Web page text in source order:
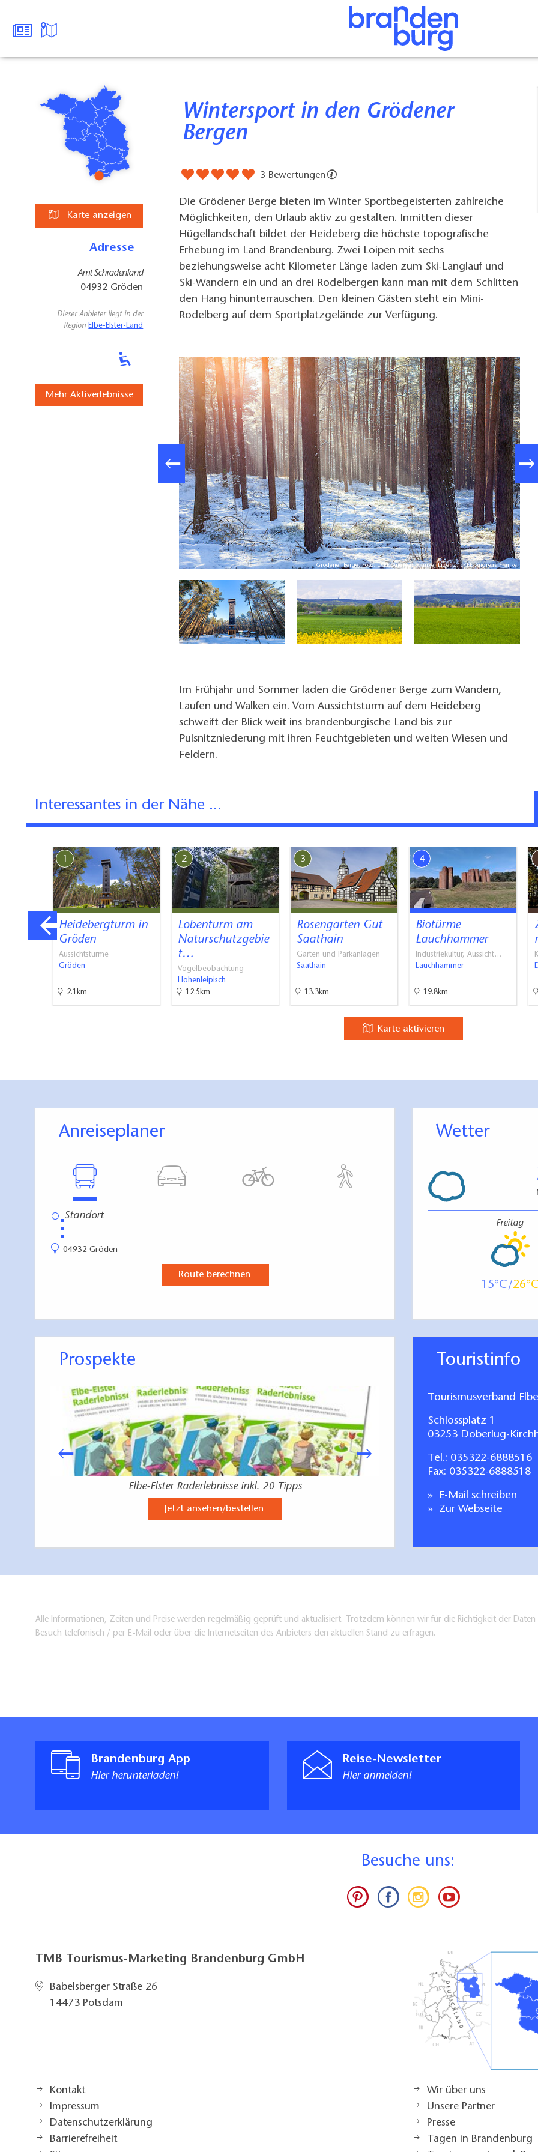
Karte anzeigen
Adresse
Amt Schradenland
04932 Gröden
Dieser Anbieter liegt in der
Region Elbe-Elster-Land
Mehr Aktiverlebnisse
Wintersport in den Grödener
Bergen
3 Bewertungen
Die Grödener Berge bieten im Winter Sportbegeisterten zahlreiche
Möglichkeiten, den Urlaub aktiv zu gestalten. Inmitten dieser
Hügellandschaft bildet der Heideberg die höchste topografische
Erhebung im Land Brandenburg. Zwei Loipen mit sechs
beziehungsweise acht Kilometer Länge laden zum Ski-Langlauf und
Ski-Wandern ein und an drei Rodelbergen kann man mit dem Schlitten
den Hang hinunterrauschen. Den kleinen Gästen steht ein Mini-
Rodelberg auf dem Sportplatzgelände zur Verfügung.
Grödener Berge, Foto: LKEE/Andreas Franke, Lizenz: LKEE/Andreas Franke
Im Frühjahr und Sommer laden die Grödener Berge zum Wandern,
Laufen und Walken ein. Vom Aussichtsturm auf dem Heideberg
schweift der Blick weit ins brandenburgische Land bis zur
Pulsnitzniederung mit ihren Feuchtgebieten und weiten Wiesen und
Feldern.
Interessantes in der Nähe ...
1
Heidebergturm in
Gröden
Aussichtstürme
Gröden
2.1km
2
Lobenturm am
Naturschutzgebie
t…
Vogelbeobachtung
Hohenleipisch
12.5km
3
Rosengarten Gut
Saathain
Gärten und Parkanlagen
Saathain
13.3km
4
Biotürme
Lauchhammer
Industriekultur, Aussicht…
Lauchhammer
19.8km
Karte aktivieren
Anreiseplaner
⋮
04932 Gröden
Route berechnen
Wetter
Freitag
15 26
Prospekte
Elbe-Elster Raderlebnisse inkl. 20 Tipps
Jetzt ansehen/bestellen Jetzt
Touristinfo
Tourismusverband
Schlossplatz 1
03253 Doberlug-
Tel.: 035322-6888516
Fax: 035322-6888518
E-Mail schreiben
Zur Webseite
Alle Informationen, Zeiten und Preise werden regelmäßig geprüft und aktualisiert. Trotzdem können wir für die Richtigkeit der
Besuch telefonisch / per E-Mail oder über die Internetseiten des Anbieters den aktuellen Stand zu erfragen.
Brandenburg App
Hier herunterladen!
Reise-Newsletter
Hier anmelden!
Besuche uns:
TMB Tourismus-Marketing Brandenburg GmbH
Babelsberger Straße 26
14473 Potsdam
Kontakt
Impressum
Datenschutzerklärung
Barrierefreiheit
Wir über uns
Unsere Partner
Presse
Tagen in Brandenburg